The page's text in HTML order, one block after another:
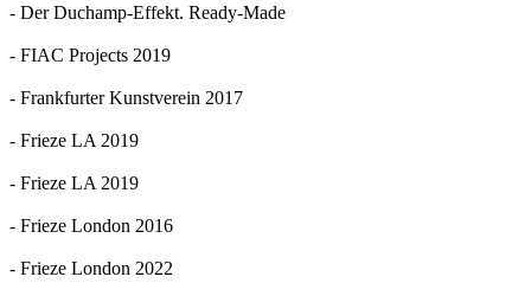
- Der Duchamp-Effekt. Ready-Made
- FIAC Projects 2019
- Frankfurter Kunstverein 2017
- Frieze LA 2019
- Frieze LA 2019
- Frieze London 2016
- Frieze London 2022